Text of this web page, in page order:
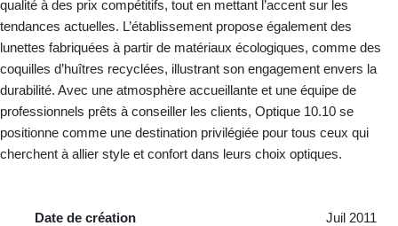
qualité à des prix compétitifs, tout en mettant l’accent sur les
tendances actuelles. L’établissement propose également des
lunettes fabriquées à partir de matériaux écologiques, comme des
coquilles d’huîtres recyclées, illustrant son engagement envers la
durabilité. Avec une atmosphère accueillante et une équipe de
professionnels prêts à conseiller les clients, Optique 10.10 se
positionne comme une destination privilégiée pour tous ceux qui
cherchent à allier style et confort dans leurs choix optiques.
Date de création Juil 2011